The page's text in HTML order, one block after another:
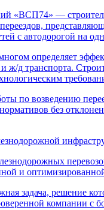
«ВСП74» —
с автодорогой на
определяет
ж/д транспорта.
по возведению
без
и
задача, решение
компании с